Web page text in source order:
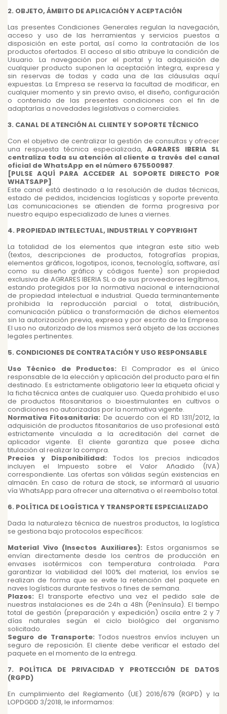
2. OBJETO, ÁMBITO DE APLICACIÓN Y ACEPTACIÓN
Las presentes Condiciones Generales regulan la navegación,
acceso y uso de las herramientas y servicios puestos a
disposición en este portal, así como la contratación de los
productos ofertados. El acceso al sitio atribuye la condición de
Usuario. La navegación por el portal y la adquisición de
cualquier producto suponen la aceptación íntegra, expresa y
sin reservas de todas y cada una de las cláusulas aquí
expuestas. La Empresa se reserva la facultad de modificar, en
cualquier momento y sin previo aviso, el diseño, configuración
o contenido de las presentes condiciones con el fin de
adaptarlas a novedades legislativas o comerciales.
3. CANAL DE ATENCIÓN AL CLIENTE Y SOPORTE TÉCNICO
Con el objetivo de centralizar la gestión de consultas y ofrecer
una respuesta técnica especializada,AGRARES IBERIA SL
centraliza toda su atención al cliente a través del canal
oficial de WhatsApp en el número 675500987.
[PULSE AQUÍ PARA ACCEDER AL SOPORTE DIRECTO POR
WHATSAPP].
Este canal está destinado a la resolución de dudas técnicas,
estado de pedidos, incidencias logísticas y soporte preventa.
Las comunicaciones se atienden de forma progresiva por
nuestro equipo especializado de lunes a viernes.
4. PROPIEDAD INTELECTUAL, INDUSTRIAL Y COPYRIGHT
La totalidad de los elementos que integran este sitio web
(textos, descripciones de productos, fotografías propias,
elementos gráficos, logotipos, iconos, tecnología, software, así
como su diseño gráfico y códigos fuente) son propiedad
exclusiva de AGRARES IBERIA SL o de sus proveedores legítimos,
estando protegidos por la normativa nacional e internacional
de propiedad intelectual e industrial. Queda terminantemente
prohibida la reproducción parcial o total, distribución,
comunicación pública o transformación de dichos elementos
sin la autorización previa, expresa y por escrito de la Empresa.
El uso no autorizado de los mismos será objeto de las acciones
legales pertinentes.
5. CONDICIONES DE CONTRATACIÓN Y USO RESPONSABLE
Uso Técnico de Productos: El Comprador es el único
responsable de la elección y aplicación del producto para el fin
destinado. Es estrictamente obligatorio leer la etiqueta oficial y
la ficha técnica antes de cualquier uso. Queda prohibido el uso
de productos fitosanitarios o bioestimulantes en cultivos o
condiciones no autorizadas por la normativa vigente.
Normativa Fitosanitaria: De acuerdo con el RD 1311/2012, la
adquisición de productos fitosanitarios de uso profesional está
estrictamente vinculada a la acreditación del carnet de
aplicador vigente. El cliente garantiza que posee dicha
titulación al realizar la compra.
Precios y Disponibilidad: Todos los precios indicados
incluyen el Impuesto sobre el Valor Añadido (IVA)
correspondiente. Las ofertas son válidas según existencias en
almacén. En caso de rotura de stock, se informará al usuario
vía WhatsApp para ofrecer una alternativa o el reembolso total.
6. POLÍTICA DE LOGÍSTICA Y TRANSPORTE ESPECIALIZADO
Dada la naturaleza técnica de nuestros productos, la logística
se gestiona bajo protocolos específicos:
Material Vivo (Insectos Auxiliares): Estos organismos se
envían directamente desde los centros de producción en
envases isotérmicos con temperatura controlada. Para
garantizar la viabilidad del 100% del material, los envíos se
realizan de forma que se evite la retención del paquete en
naves logísticas durante festivos o fines de semana.
Plazos: El transporte efectivo una vez el pedido sale de
nuestras instalaciones es de 24h a 48h (Península). El tiempo
total de gestión (preparación y expedición) oscila entre 2 y 7
días naturales según el ciclo biológico del organismo
solicitado.
Seguro de Transporte: Todos nuestros envíos incluyen un
seguro de reposición. El cliente debe verificar el estado del
paquete en el momento de la entrega.
7. POLÍTICA DE PRIVACIDAD Y PROTECCIÓN DE DATOS
(RGPD)
En cumplimiento del Reglamento (UE) 2016/679 (RGPD) y la
LOPDGDD 3/2018, le informamos: